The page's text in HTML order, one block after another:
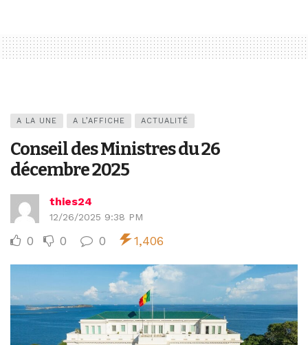
A LA UNE A L’AFFICHE ACTUALITÉ
Conseil des Ministres du 26
décembre 2025
thies24
12/26/2025 9:38 PM
0 0 0 1,406